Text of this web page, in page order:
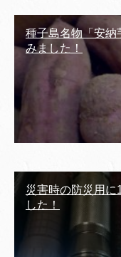
種子島名物「安納
みました！
災害時の防災用
した！